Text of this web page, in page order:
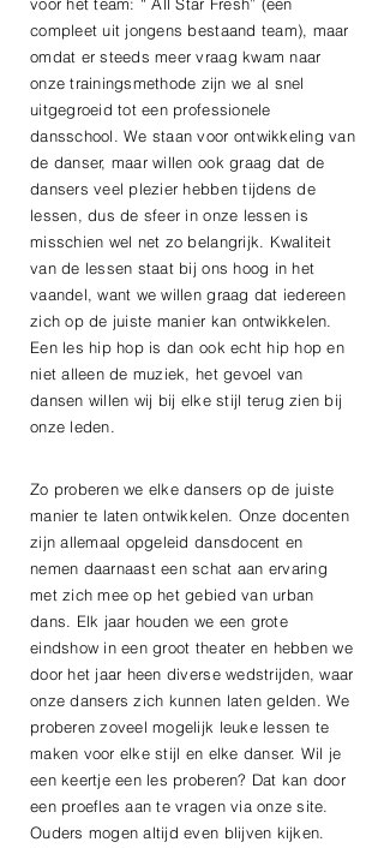
compleet uit jongens bestaand team), maar
omdat er steeds meer vraag kwam naar
onze trainingsmethode zijn we al snel
uitgegroeid tot een professionele
dansschool. We staan voor ontwikkeling van
de danser, maar willen ook graag dat de
dansers veel plezier hebben tijdens de
lessen, dus de sfeer in onze lessen is
misschien wel net zo belangrijk. Kwaliteit
van de lessen staat bij ons hoog in het
vaandel, want we willen graag dat iedereen
zich op de juiste manier kan ontwikkelen.
Een les hip hop is dan ook echt hip hop en
niet alleen de muziek, het gevoel van
dansen willen wij bij elke stijl terug zien bij
onze leden.
Zo proberen we elke dansers op de juiste
manier te laten ontwikkelen. Onze docenten
zijn allemaal opgeleid dansdocent en
nemen daarnaast een schat aan ervaring
met zich mee op het gebied van urban
dans. Elk jaar houden we een grote
eindshow in een groot theater en hebben we
door het jaar heen diverse wedstrijden, waar
onze dansers zich kunnen laten gelden. We
proberen zoveel mogelijk leuke lessen te
maken voor elke stijl en elke danser. Wil je
een keertje een les proberen? Dat kan door
een proefles aan te vragen via onze site.
Ouders mogen altijd even blijven kijken.